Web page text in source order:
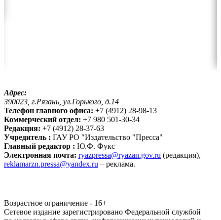
Адрес:
390023, г.Рязань, ул.Горького, д.14
Телефон главного офиса: +7 (4912) 28-98-13
Коммерческий отдел: +7 980 501-30-34
Редакция: +7 (4912) 28-37-63
Учредитель : ГАУ РО "Издательство "Пресса"
Главный редактор : Ю.Ф. Фукс
Электронная почта: ryazpressa@ryazan.gov.ru (редакция),
reklamarzn.pressa@yandex.ru – реклама.
Возрастное ограничение - 16+
Сетевое издание зарегистрировано Федеральной службой